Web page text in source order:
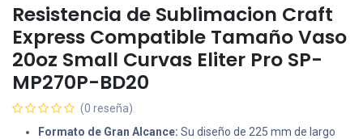
Resistencia de Sublimacion Craft
Express Compatible Tamaño Vaso
20oz Small Curvas Eliter Pro SP-
MP270P-BD20
(0 reseña)
Formato de Gran Alcance: Su diseño de 225 mm de largo